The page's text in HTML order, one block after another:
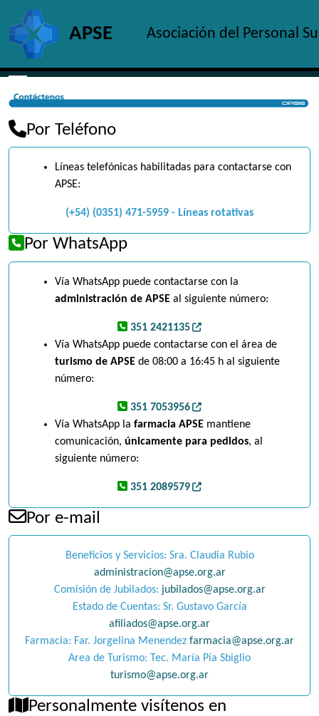
Navigation and related functionality and
Por Teléfono
Líneas telefónicas habilitadas para contactarse con
APSE:
(+54) (0351) 471-5959 - Líneas rotativas
Por WhatsApp
Vía WhatsApp puede contactarse con la
administración de APSE al siguiente número:
351 2421135
Vía WhatsApp puede contactarse con el área de
turismo de APSE de 08:00 a 16:45 h al siguiente
número:
351 7053956
Vía WhatsApp la farmacia APSE mantiene
comunicación, únicamente para pedidos, al
siguiente número:
351 2089579
Por e-mail
Beneficios y Servicios: Sra. Claudia Rubio
administracion@apse.org.ar
Comisión de Jubilados: jubilados@apse.org.ar
Estado de Cuentas: Sr. Gustavo García
afiliados@apse.org.ar
Farmacia: Far. Jorgelina Menendez farmacia@apse.org.ar
Area de Turismo: Tec. María Pía Sbiglio
turismo@apse.org.ar
Personalmente visítenos en
Site identity, navigation, etc.
APSE Asociación del Personal